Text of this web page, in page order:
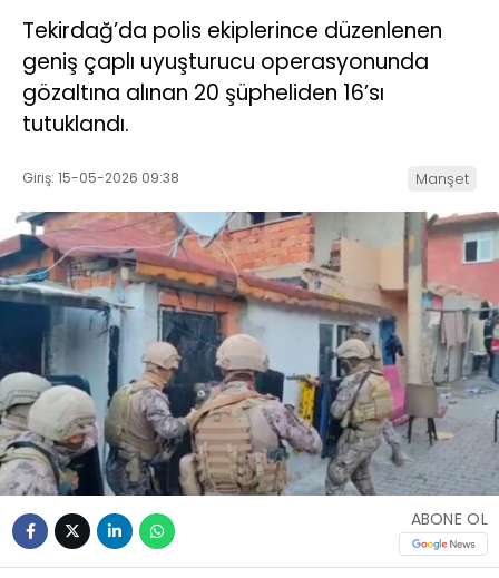
Tekirdağ’da polis ekiplerince düzenlenen
geniş çaplı uyuşturucu operasyonunda
gözaltına alınan 20 şüpheliden 16’sı
tutuklandı.
Giriş: 15-05-2026 09:38 Manşet
ABONE OL